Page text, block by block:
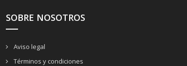
SOBRE NOSOTROS
Aviso legal
Términos y condiciones